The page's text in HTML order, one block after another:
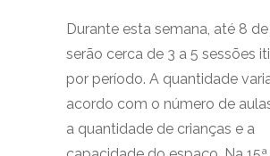
Durante esta semana, até 8 de
serão cerca de 3 a 5 sessões
por período. A quantidade
acordo com o número de
a quantidade de crianças e a